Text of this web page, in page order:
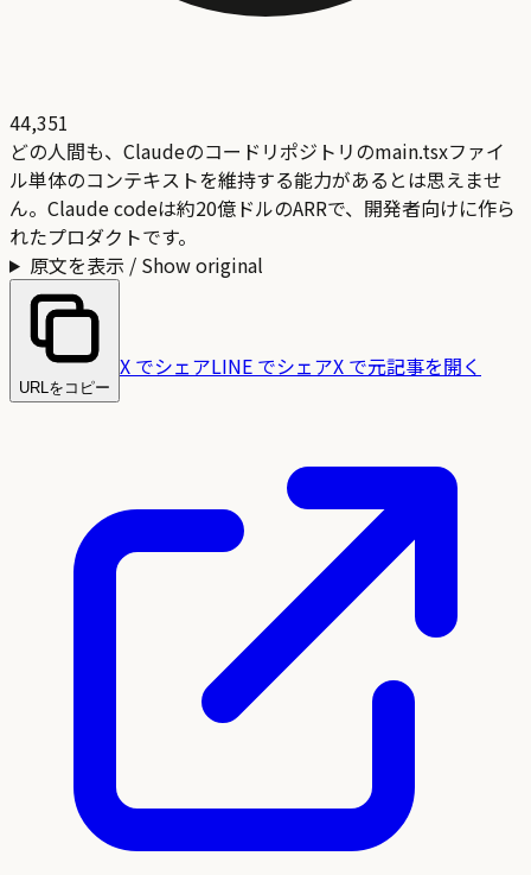
44,351
どの人間も、Claudeのコードリポジトリのmain.tsxファイ
ル単体のコンテキストを維持する能力があるとは思えませ
ん。Claude codeは約20億ドルのARRで、開発者向けに作ら
れたプロダクトです。
原文を表示 / Show original
URLをコピー
X でシェアLINE でシェアX で元記事を開く